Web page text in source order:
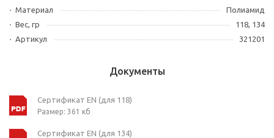
Материал
Полиамид
Вес, гр
118, 134
Артикул
321201
Документы
Сертификат EN (для 118)
Размер: 361 кб
Сертификат EN (для 134)